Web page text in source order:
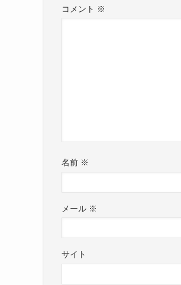
コメント ※
名前 ※
メール ※
サイト